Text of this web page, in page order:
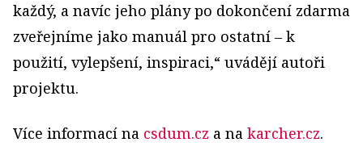
každý, a navíc jeho plány po dokončení zdarma
zveřejníme jako manuál pro ostatní – k
použití, vylepšení, inspiraci,“ uvádějí autoři
projektu.
Více informací na csdum.cz a na karcher.cz.